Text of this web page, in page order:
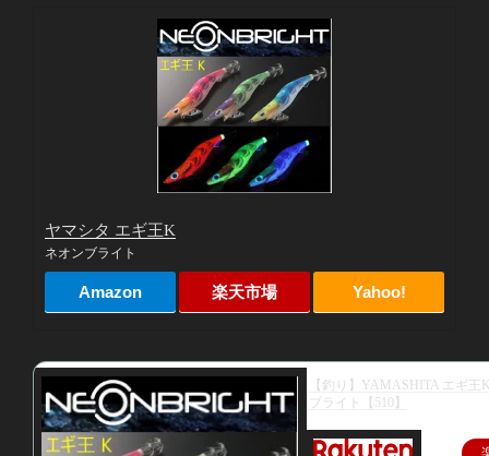
ヤマシタ エギ王K
ネオンブライト
Amazon 楽天市場 Yahoo!
【釣り】YAMASHITA エギ王
ブライト【510】